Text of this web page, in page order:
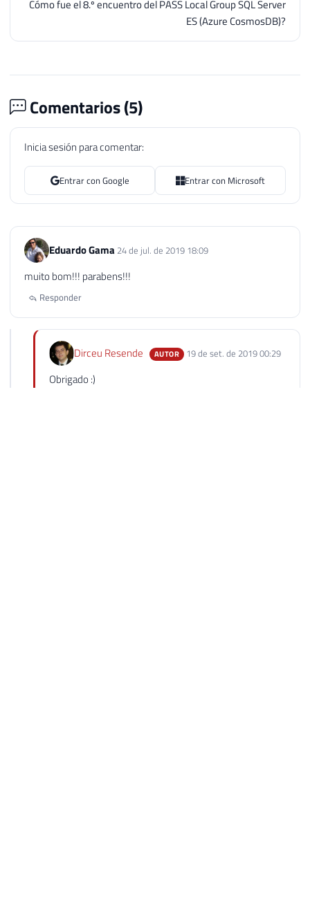
Cómo fue el 8.º encuentro del PASS Local Group SQL Server
ES (Azure CosmosDB)?
Comentarios (5)
Inicia sesión para comentar:
Entrar con Google Entrar con Microsoft
Eduardo Gama 24 de jul. de 2019 18:09
muito bom!!! parabens!!!
Responder
Dirceu Resende AUTOR 19 de set. de 2019 00:29
Obrigado :)